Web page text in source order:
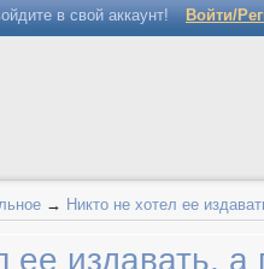
в свой аккаунт! Войти/
→ Никто не хотел ее
ее издавать,